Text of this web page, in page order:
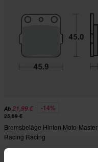
Ab 21,99 € -14%
25,69 €
Bremsbeläge Hinten Moto-Master
Racing Racing